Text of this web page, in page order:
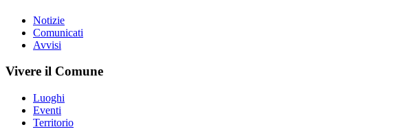
Notizie
Comunicati
Avvisi
Vivere il Comune
Luoghi
Eventi
Territorio